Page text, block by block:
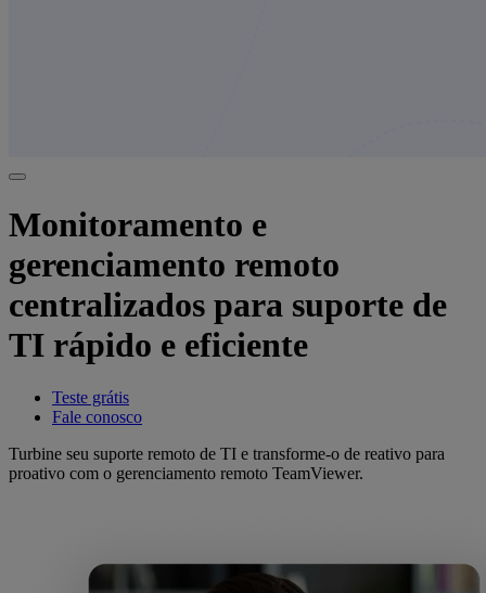
Monitoramento e
gerenciamento remoto
centralizados para suporte de
TI rápido e eficiente
Teste grátis
Fale conosco
Turbine seu suporte remoto de TI e transforme-o de reativo para
proativo com o gerenciamento remoto TeamViewer.